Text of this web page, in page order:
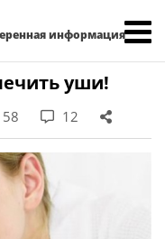
информация
уши!
58 12